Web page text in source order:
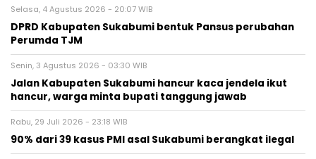
Selasa, 4 Agustus 2026 - 20:07 WIB
DPRD Kabupaten Sukabumi bentuk Pansus perubahan
Perumda TJM
Senin, 3 Agustus 2026 - 03:30 WIB
Jalan Kabupaten Sukabumi hancur kaca jendela ikut
hancur, warga minta bupati tanggung jawab
Rabu, 29 Juli 2026 - 23:18 WIB
90% dari 39 kasus PMI asal Sukabumi berangkat ilegal